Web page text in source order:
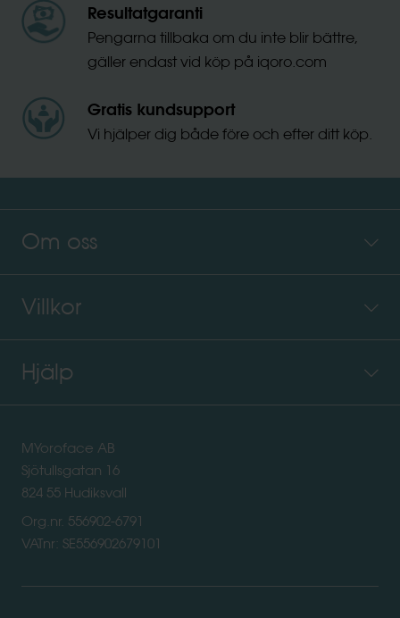
Resultatgaranti
Pengarna tillbaka om du inte blir bättre,
gäller endast vid köp på iqoro.com
Gratis kundsupport
Vi hjälper dig både före och efter ditt köp.
Om oss
Villkor
Hjälp
MYoroface AB
Sjötullsgatan 16
824 55 Hudiksvall
Org.nr. 556902-6791
VATnr: SE556902679101